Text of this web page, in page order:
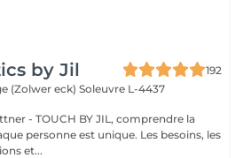
by Jil
192
(Zolwer eck) Soleuvre L-4437
- TOUCH BY JIL, comprendre la
personne est unique. Les besoins, les
et...